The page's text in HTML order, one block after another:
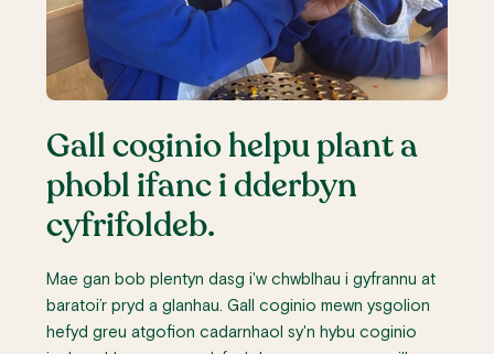
Gall coginio helpu plant a
phobl ifanc i dderbyn
cyfrifoldeb.
Mae gan bob plentyn dasg i'w chwblhau i gyfrannu at
baratoi’r pryd a glanhau. Gall coginio mewn ysgolion
hefyd greu atgofion cadarnhaol sy'n hybu coginio